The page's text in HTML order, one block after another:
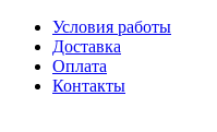
Условия работы
Доставка
Оплата
Контакты